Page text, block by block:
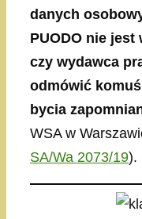
danych
PUODO nie jest
czy wydawca
odmówić
bycia
WSA w
SA/Wa 2073/19).